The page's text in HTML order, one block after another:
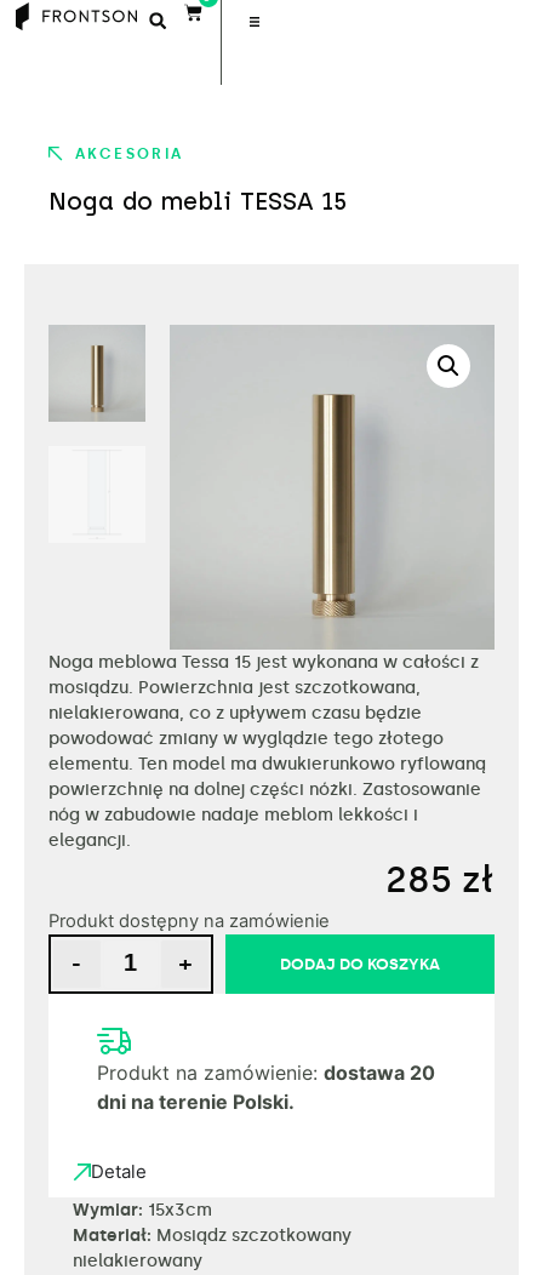
AKCESORIA
Noga do mebli TESSA 15
Noga meblowa Tessa 15 jest wykonana w całości z
mosiądzu. Powierzchnia jest szczotkowana,
nielakierowana, co z upływem czasu będzie
powodować zmiany w wyglądzie tego złotego
elementu. Ten model ma dwukierunkowo ryflowaną
powierzchnię na dolnej części nóżki. Zastosowanie
nóg w zabudowie nadaje meblom lekkości i
elegancji.
285 zł
Produkt dostępny na zamówienie
- + DODAJ DO KOSZYKA
Produkt na zamówienie: dostawa 20
dni na terenie Polski.
Detale
Wymiar: 15x3cm
Materiał: Mosiądz szczotkowany
nielakierowany